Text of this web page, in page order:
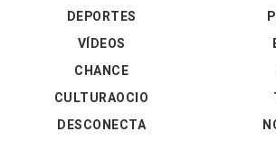
DEPORTES
VÍDEOS
CHANCE
CULTURAOCIO
DESCONECTA